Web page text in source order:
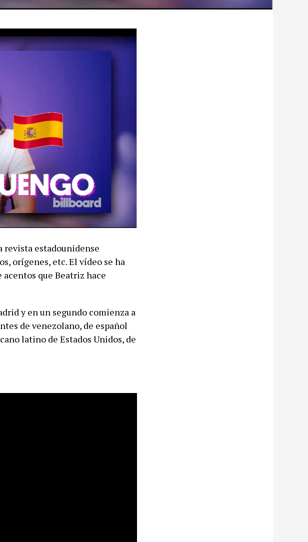
revista estadounidense
orígenes, etc. El vídeo se ha
que Beatriz hace
y en un segundo comienza a
de venezolano, de español
latino de Estados Unidos, de